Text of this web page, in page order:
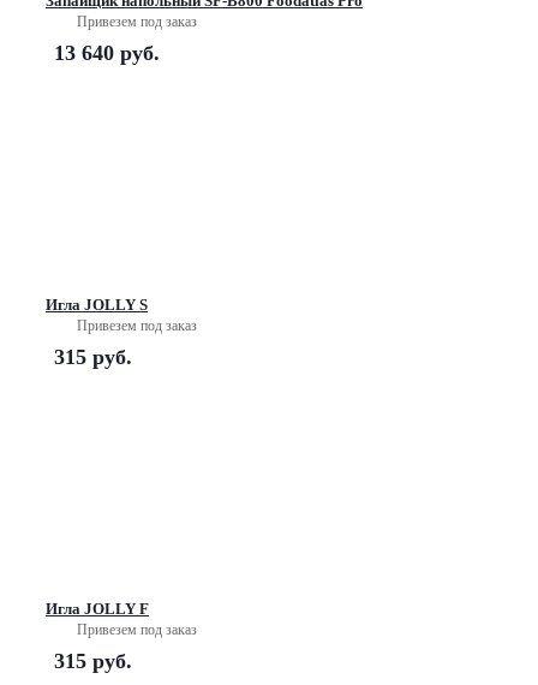
Привезем под заказ
13 640 руб.
Игла JOLLY S
Привезем под заказ
315 руб.
Игла JOLLY F
Привезем под заказ
315 руб.